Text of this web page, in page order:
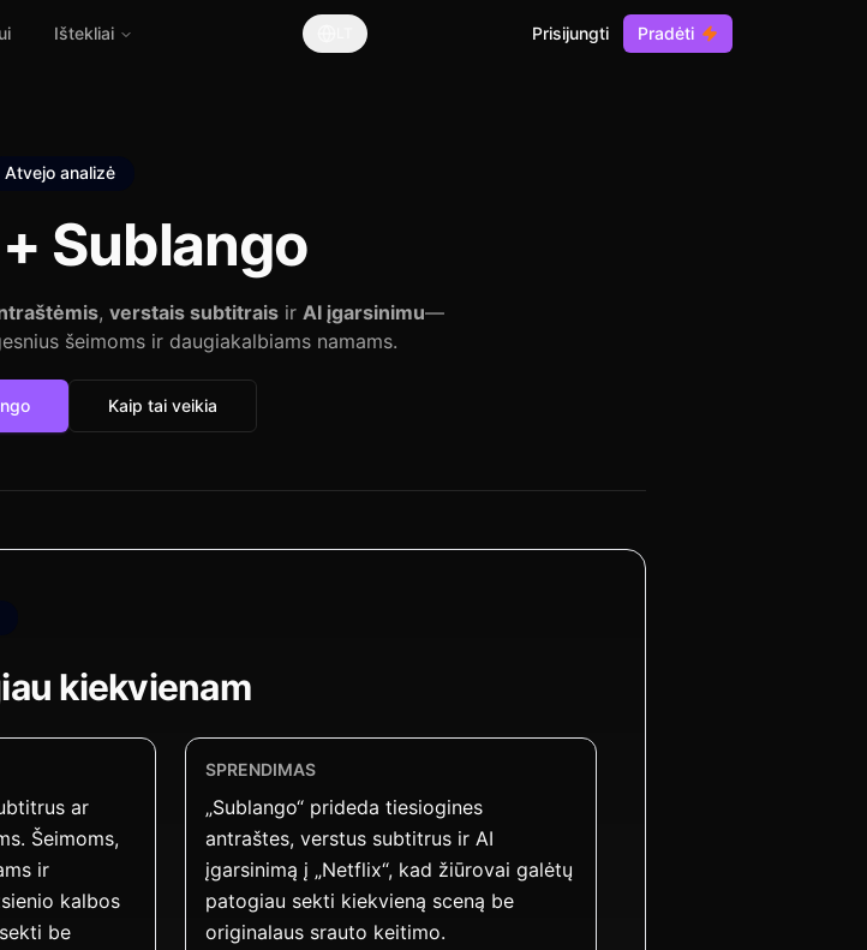
Ištekliai Prisijungti Pradėti
Atvejo analizė
Sublango
, verstais subtitrais ir AI įgarsinimu—
šeimoms ir daugiakalbiams namams.
Kaip tai veikia
kiekvienam
ar
Šeimoms,
ir
kalbos
be
SPRENDIMAS
„Sublango“ prideda tiesiogines
antraštes, verstus subtitrus ir AI
įgarsinimą į „Netflix“, kad žiūrovai galėtų
patogiau sekti kiekvieną sceną be
originalaus srauto keitimo.